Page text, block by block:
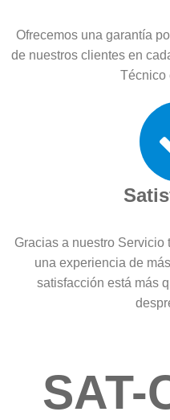
Ofrecemos una garantía
de nuestros clientes en
Técnico
Gracias a nuestro Servicio
una experiencia de
satisfacción está más
SAT-